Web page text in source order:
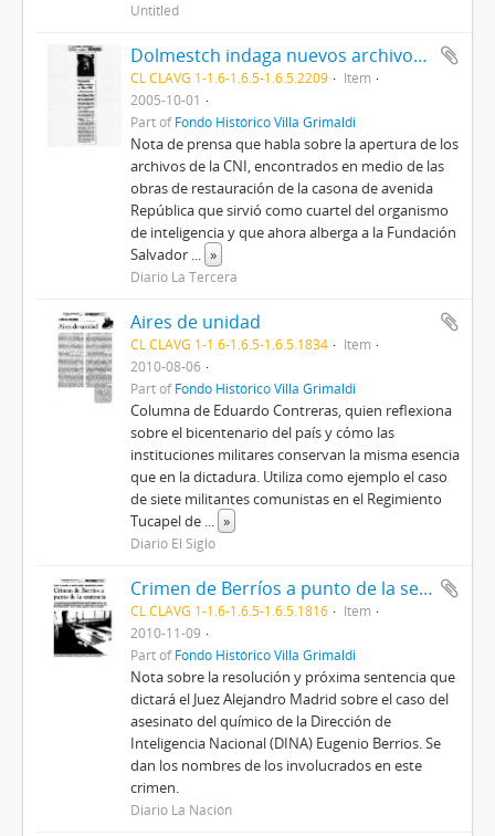
Untitled
Dolmestch indaga nuevos archivos CNI.
CL CLAVG 1-1.6-1.6.5-1.6.5.2209
Item
2005-10-01
Part ofFondo Histórico Villa Grimaldi
Nota de prensa que habla sobre la apertura de los
archivos de la CNI, encontrados en medio de las
obras de restauración de la casona de avenida
República que sirvió como cuartel del organismo
de inteligencia y que ahora alberga a la Fundación
Salvador ... »
Diario La Tercera
Aires de unidad
CL CLAVG 1-1.6-1.6.5-1.6.5.1834
Item
2010-08-06
Part ofFondo Histórico Villa Grimaldi
Columna de Eduardo Contreras, quien reflexiona
sobre el bicentenario del país y cómo las
instituciones militares conservan la misma esencia
que en la dictadura. Utiliza como ejemplo el caso
de siete militantes comunistas en el Regimiento
Tucapel de ... »
Diario El Siglo
Crimen de Berríos a punto de la sentencia
CL CLAVG 1-1.6-1.6.5-1.6.5.1816
Item
2010-11-09
Part ofFondo Histórico Villa Grimaldi
Nota sobre la resolución y próxima sentencia que
dictará el Juez Alejandro Madrid sobre el caso del
asesinato del químico de la Dirección de
Inteligencia Nacional (DINA) Eugenio Berrios. Se
dan los nombres de los involucrados en este
crimen.
Diario La Nación